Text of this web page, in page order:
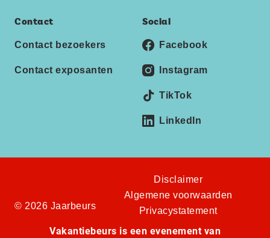
Contact
Contact bezoekers
Contact exposanten
Social
Facebook
Instagram
TikTok
LinkedIn
© 2026 Jaarbeurs
Disclaimer
Algemene voorwaarden
Privacystatement
Vakantiebeurs is een evenement van